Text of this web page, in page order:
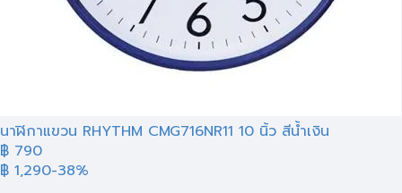
นาฬิกาแขวน RHYTHM CMG716NR11 10 นิ้ว สีน้ำเงิน
฿ 790
฿ 1,290-38%